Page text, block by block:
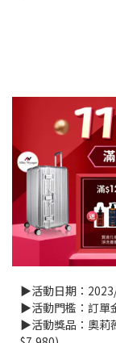
▶活動日期：
▶活動門檻：訂單
▶活動獎品：奧莉